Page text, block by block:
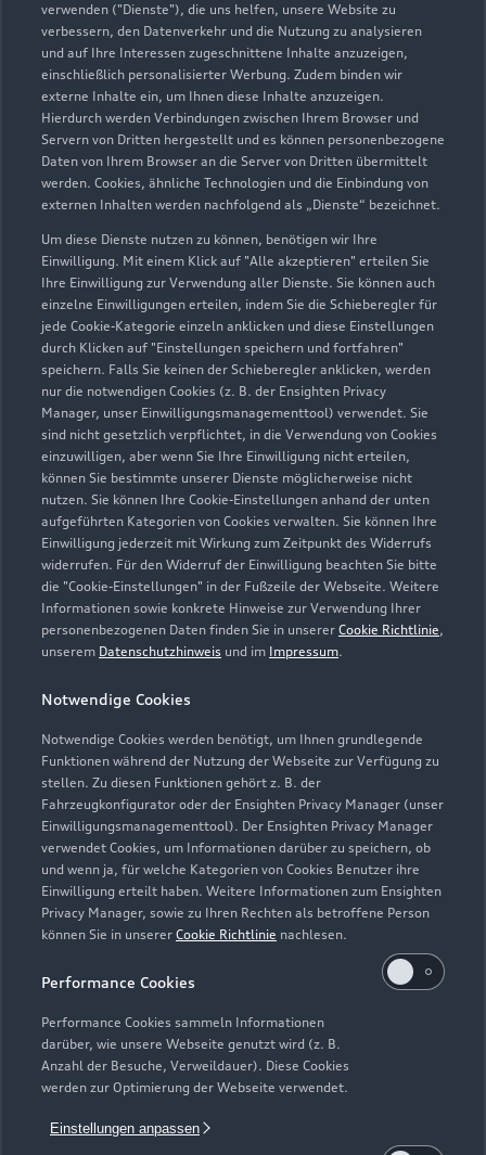
verwenden ("Dienste"), die uns helfen, unsere Website zu
verbessern, den Datenverkehr und die Nutzung zu analysieren
und auf Ihre Interessen zugeschnittene Inhalte anzuzeigen,
einschließlich personalisierter Werbung. Zudem binden wir
externe Inhalte ein, um Ihnen diese Inhalte anzuzeigen.
Hierdurch werden Verbindungen zwischen Ihrem Browser und
Servern von Dritten hergestellt und es können personenbezogene
Daten von Ihrem Browser an die Server von Dritten übermittelt
werden. Cookies, ähnliche Technologien und die Einbindung von
externen Inhalten werden nachfolgend als „Dienste“ bezeichnet.
Um diese Dienste nutzen zu können, benötigen wir Ihre
Einwilligung. Mit einem Klick auf "Alle akzeptieren" erteilen Sie
Ihre Einwilligung zur Verwendung aller Dienste. Sie können auch
einzelne Einwilligungen erteilen, indem Sie die Schieberegler für
jede Cookie-Kategorie einzeln anklicken und diese Einstellungen
durch Klicken auf "Einstellungen speichern und fortfahren"
speichern. Falls Sie keinen der Schieberegler anklicken, werden
nur die notwendigen Cookies (z. B. der Ensighten Privacy
Manager, unser Einwilligungsmanagementtool) verwendet. Sie
sind nicht gesetzlich verpflichtet, in die Verwendung von Cookies
einzuwilligen, aber wenn Sie Ihre Einwilligung nicht erteilen,
können Sie bestimmte unserer Dienste möglicherweise nicht
nutzen. Sie können Ihre Cookie-Einstellungen anhand der unten
aufgeführten Kategorien von Cookies verwalten. Sie können Ihre
Einwilligung jederzeit mit Wirkung zum Zeitpunkt des Widerrufs
widerrufen. Für den Widerruf der Einwilligung beachten Sie bitte
die "Cookie-Einstellungen" in der Fußzeile der Webseite. Weitere
Informationen sowie konkrete Hinweise zur Verwendung Ihrer
personenbezogenen Daten finden Sie in unserer Cookie Richtlinie,
unserem Datenschutzhinweis und im Impressum.
Notwendige Cookies
Notwendige Cookies werden benötigt, um Ihnen grundlegende
Funktionen während der Nutzung der Webseite zur Verfügung zu
stellen. Zu diesen Funktionen gehört z. B. der
Fahrzeugkonfigurator oder der Ensighten Privacy Manager (unser
Einwilligungsmanagementtool). Der Ensighten Privacy Manager
verwendet Cookies, um Informationen darüber zu speichern, ob
und wenn ja, für welche Kategorien von Cookies Benutzer ihre
Einwilligung erteilt haben. Weitere Informationen zum Ensighten
Privacy Manager, sowie zu Ihren Rechten als betroffene Person
können Sie in unserer Cookie Richtlinie nachlesen.
Performance Cookies
Performance Cookies sammeln Informationen
darüber, wie unsere Webseite genutzt wird (z. B.
Anzahl der Besuche, Verweildauer). Diese Cookies
werden zur Optimierung der Webseite verwendet.
Einstellungen anpassen
Wir beraten Sie gerne
und Ansprechpartner.
Zur Teamübersicht
Serviceberater kontaktieren
Servicetermin vereinbaren
Tiemeyer Recklinghausen
Servicepartner e-tron
Rheinstraße 7 - 9
45663 Recklinghausen